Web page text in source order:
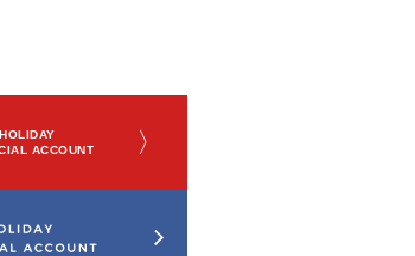
ACCOUNT
〉